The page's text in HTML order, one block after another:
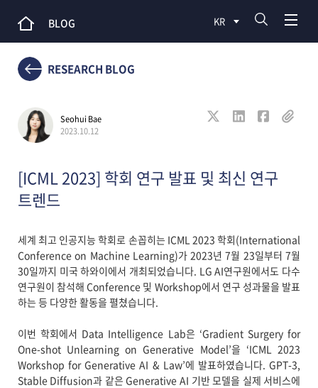
BLOG KR
RESEARCH BLOG
Seohui Bae
2023.10.12
[ICML 2023] 학회 연구 발표 및 최신 연구
트렌드
세계 최고 인공지능 학회로 손꼽히는 ICML 2023 학회(International
Conference on Machine Learning)가 2023년 7월 23일부터 7월
30일까지 미국 하와이에서 개최되었습니다. LG AI연구원에서도 다수
연구원이 참석해 Conference 및 Workshop에서 연구 성과물을 발표
하는 등 다양한 활동을 펼쳤습니다.
이번 학회에서 Data Intelligence Lab은 ‘Gradient Surgery for
One-shot Unlearning on Generative Model’을 ‘ICML 2023
Workshop for Generative AI & Law’에 발표하였습니다. GPT-3,
Stable Diffusion과 같은 Generative AI 기반 모델을 실제 서비스에